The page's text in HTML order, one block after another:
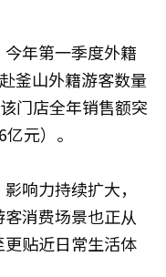
年第一季度外籍
釜山外籍游客数量
门店全年销售额突
元）。
响力持续扩大，
消费场景也正从
贴近日常生活体